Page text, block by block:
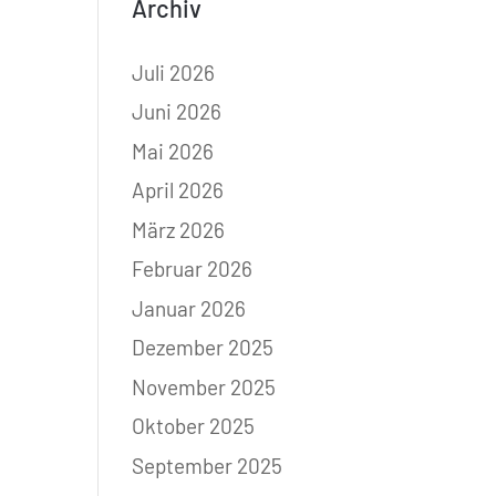
Archiv
Juli 2026
Juni 2026
Mai 2026
April 2026
März 2026
Februar 2026
Januar 2026
Dezember 2025
November 2025
Oktober 2025
September 2025